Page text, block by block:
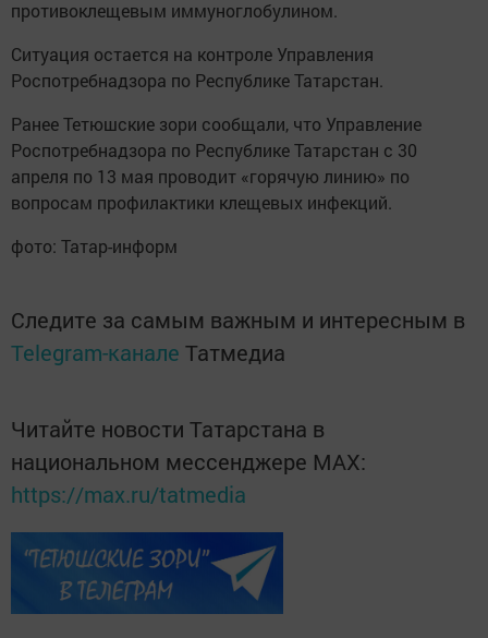
противоклещевым иммуноглобулином.
Ситуация остается на контроле Управления
Роспотребнадзора по Республике Татарстан.
Ранее Тетюшские зори сообщали, что Управление
Роспотребнадзора по Республике Татарстан с 30
апреля по 13 мая проводит «горячую линию» по
вопросам профилактики клещевых инфекций.
фото: Татар-информ
Следите за самым важным и интересным в
Telegram-канале Татмедиа
Читайте новости Татарстана в
национальном мессенджере MАХ:
https://max.ru/tatmedia